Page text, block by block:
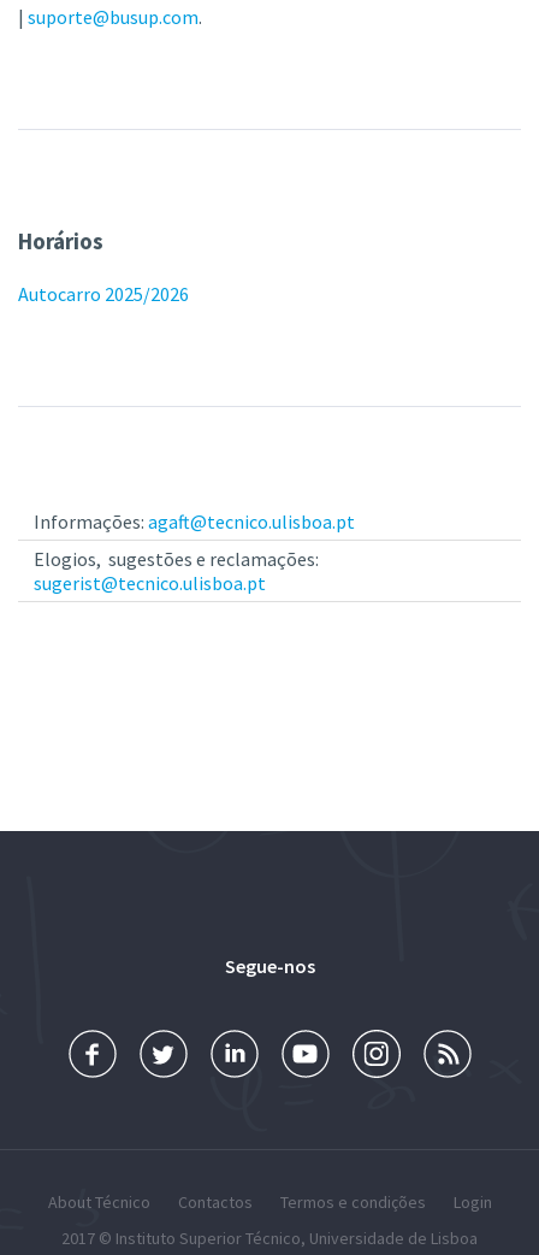
| suporte@busup.com.
Horários
Autocarro 2025/2026
Informações: agaft@tecnico.ulisboa.pt
Elogios, sugestões e reclamações:
sugerist@tecnico.ulisboa.pt
Segue-nos
About Técnico Contactos Termos e condições
Login
2017 © Instituto Superior Técnico, Universidade de Lisboa